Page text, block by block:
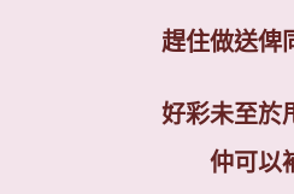
趕住做送俾
好彩未至於
仲可以